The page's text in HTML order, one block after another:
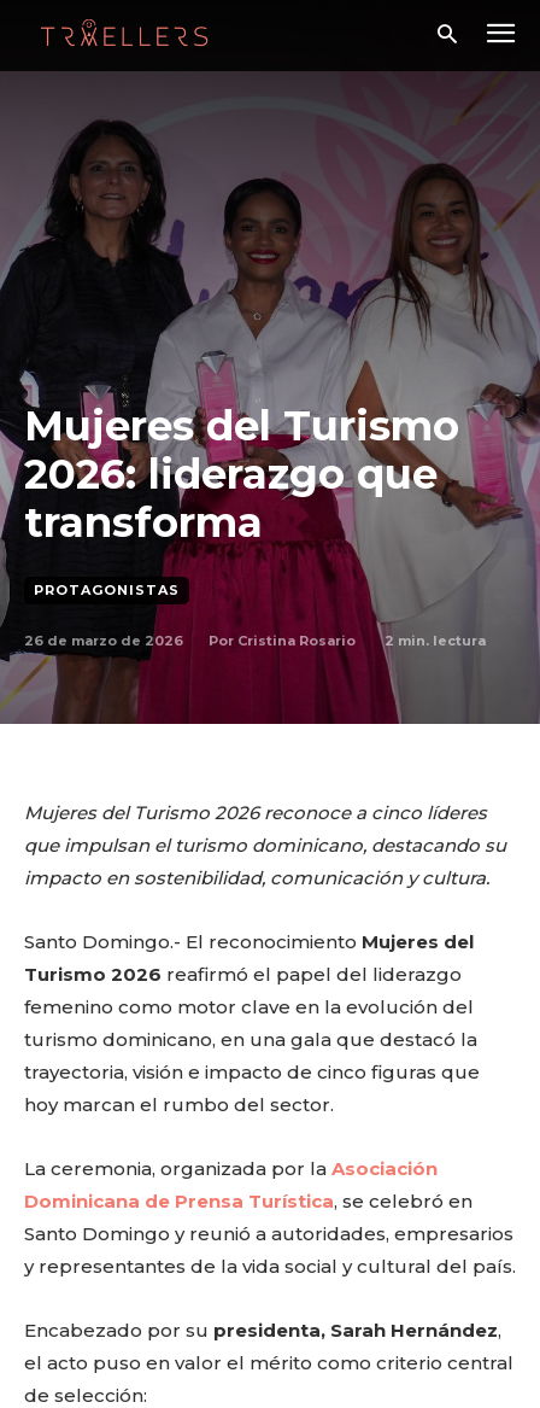
Mujeres del Turismo
2026: liderazgo que
transforma
PROTAGONISTAS
26 de marzo de 2026 Por Cristina Rosario 2 min. lectura
Mujeres del Turismo 2026 reconoce a cinco líderes
que impulsan el turismo dominicano, destacando su
impacto en sostenibilidad, comunicación y cultura.
Santo Domingo.- El reconocimiento Mujeres del
Turismo 2026 reafirmó el papel del liderazgo
femenino como motor clave en la evolución del
turismo dominicano, en una gala que destacó la
trayectoria, visión e impacto de cinco figuras que
hoy marcan el rumbo del sector.
La ceremonia, organizada por la Asociación
Dominicana de Prensa Turística, se celebró en
Santo Domingo y reunió a autoridades, empresarios
y representantes de la vida social y cultural del país.
Encabezado por su presidenta, Sarah Hernández,
el acto puso en valor el mérito como criterio central
de selección: